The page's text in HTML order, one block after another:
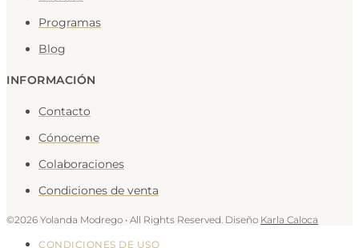
Programas
Blog
INFORMACIÓN
Contacto
Cónoceme
Colaboraciones
Condiciones de venta
©2026 Yolanda Modrego • All Rights Reserved. Diseño Karla Caloca
CONDICIONES DE USO